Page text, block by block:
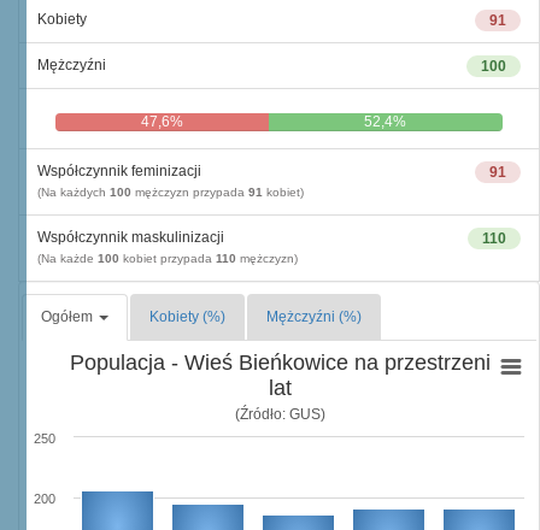
91
Kobiety
100
Mężczyźni
47,6% 52,4%
91
Współczynnik feminizacji
(Na każdych 100 mężczyzn przypada 91 kobiet)
110
Współczynnik maskulinizacji
(Na każde 100 kobiet przypada 110 mężczyzn)
Ogółem Kobiety (%) Mężczyźni (%)
Populacja - Wieś Bieńkowice na przestrzeni
lat
(Źródło: GUS)
200
250